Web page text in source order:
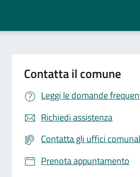
Contatta il comune
Leggi le domande
Richiedi assistenza
Contatta gli uffici
Prenota appuntamento